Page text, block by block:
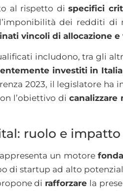
al rispetto dispecifici
dei redditi
vincoli di allocazione
includono, tra gli
investiti in Italia
2023, il legislatore ha
l’obiettivo di canalizzare
ruolo e impatto
un motore
di startup ad alto
di rafforzare la